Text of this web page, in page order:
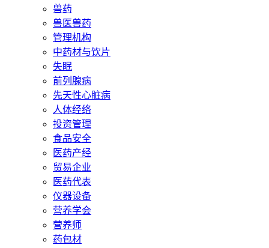
兽药
兽医兽药
管理机构
中药材与饮片
失眠
前列腺病
先天性心脏病
人体经络
投资管理
食品安全
医药产经
贸易企业
医药代表
仪器设备
营养学会
营养师
药包材